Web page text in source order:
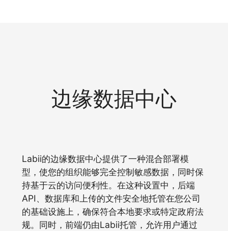
边缘数据中心
Labii的边缘数据中心提供了一种混合部署模
型，使您的组织能够完全控制敏感数据，同时保
持基于云的访问便利性。在这种设置中，后端
API、数据库和上传的文件安全地托管在您公司
的基础设施上，确保符合本地要求或特定政府法
规。同时，前端仍由Labii托管，允许用户通过